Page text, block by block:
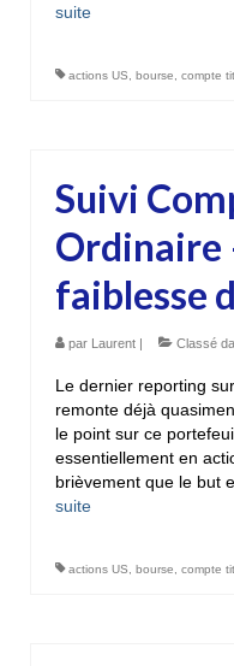
suite­­
actions US bourse compte
Suivi
Ordinaire
faiblesse
par Laurent | Classé
Le dernier reporting
remonte déjà
le point sur ce
essentiellement en
brièvement que le but
suite­­
actions US bourse compte